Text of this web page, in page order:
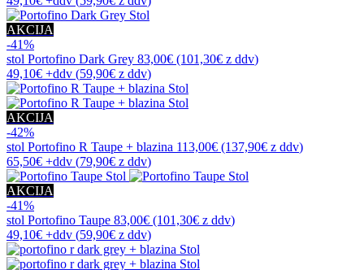
AKCIJA
-41%
stol Portofino Dark Grey 83,00€ (101,30€ z ddv)
49,10€ +ddv (59,90€ z ddv)
AKCIJA
-42%
stol Portofino R Taupe + blazina 113,00€ (137,90€ z ddv)
65,50€ +ddv (79,90€ z ddv)
AKCIJA
-41%
stol Portofino Taupe 83,00€ (101,30€ z ddv)
49,10€ +ddv (59,90€ z ddv)